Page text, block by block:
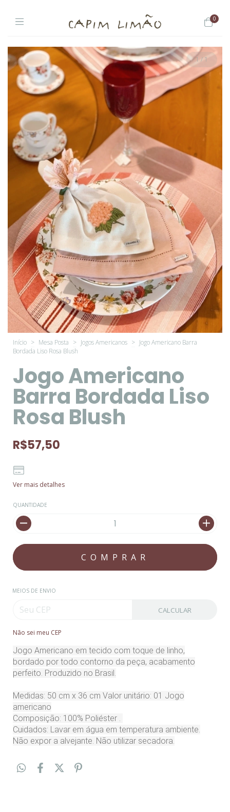
0
1/ 1
Início > Mesa Posta > Jogos Americanos > Jogo Americano Barra
Bordada Liso Rosa Blush
Jogo Americano
Barra Bordada Liso
Rosa Blush
R$57,50
Ver mais detalhes
QUANTIDADE
MEIOS DE ENVIO
CALCULAR
Não sei meu CEP
Jogo Americano em tecido com toque de linho,
bordado por todo contorno da peça, acabamento
perfeito. Produzido no Brasil.
Medidas: 50 cm x 36 cm Valor unitário: 01 Jogo
americano
Composição: 100% Poliéster .
Cuidados: Lavar em água em temperatura ambiente.
Não expor a alvejante. Não utilizar secadora.